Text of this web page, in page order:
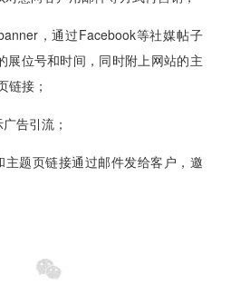
，通过Facebook等社媒帖子
展位号和时间，同时附上网站的主
链接；
告引流；
题页链接通过邮件发给客户，邀